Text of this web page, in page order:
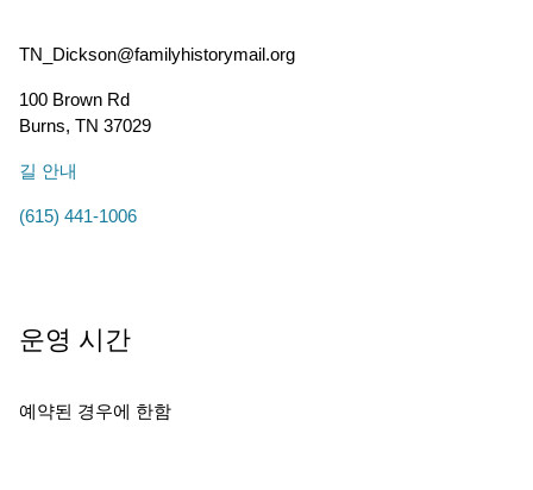
TN_Dickson@familyhistorymail.org
100 Brown Rd
Burns, TN 37029
길 안내
(615) 441-1006
운영 시간
예약된 경우에 한함